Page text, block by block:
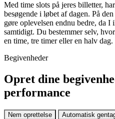
Med time slots på jeres billetter,
besøgende i løbet af dagen. På
gøre oplevelsen endnu bedre, da
samtidigt. Du bestemmer selv,
en time, tre timer eller en halv dag.
Begivenheder
Opret dine
performance
Nem oprettelse Automatisk